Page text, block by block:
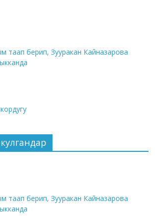
таап берип, Зууракан Кайназарова
таап берип, Зууракан Кайназарова